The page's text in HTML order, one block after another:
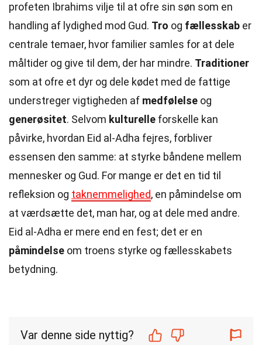
profeten Ibrahims vilje til at ofre sin søn som en
handling af lydighed mod Gud. Tro og fællesskab er
centrale temaer, hvor familier samles for at dele
måltider og give til dem, der har mindre. Traditioner
som at ofre et dyr og dele kødet med de fattige
understreger vigtigheden af medfølelse og
generøsitet. Selvom kulturelle forskelle kan
påvirke, hvordan Eid al-Adha fejres, forbliver
essensen den samme: at styrke båndene mellem
mennesker og Gud. For mange er det en tid til
refleksion og taknemmelighed, en påmindelse om
at værdsætte det, man har, og at dele med andre.
Eid al-Adha er mere end en fest; det er en
påmindelse om troens styrke og fællesskabets
betydning.
Var denne side nyttig?